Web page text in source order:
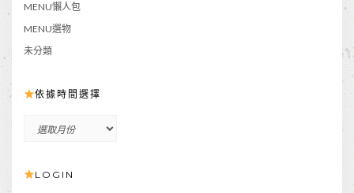
MENU懶人包
MENU選物
未分類
依據時間選擇
間 LOGIN